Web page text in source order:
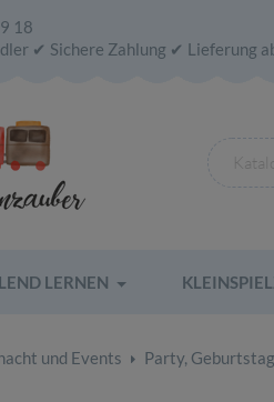
18
✔ Sichere Zahlung ✔ Lieferung
LERNEN
und Events Party, Geburtstag